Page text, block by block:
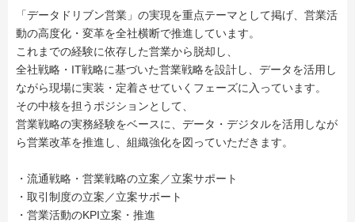
「データドリブン営業」の実現を重点テーマとして掲げ、営業活
動の高度化・変革を全社横断で推進しています。
これまでの経験に依存した営業から脱却し、
全社戦略・IT戦略に基づいた営業戦略を設計し、データを活用し
ながら現場に実装・定着させていくフェーズに入っています。
その中核を担うポジションとして、
営業戦略の実務経験をベースに、データ・デジタルを活用しなが
ら営業改革を推進し、組織強化を図っていただきます。
・流通戦略・営業戦略の立案／立案サポート
・取引制度の立案／立案サポート
・営業活動のKPI立案・推進